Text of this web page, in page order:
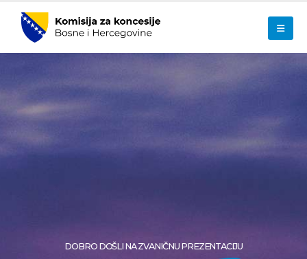
DOBRO DOŠLI NAZVANIČNUPREZENTACIJU